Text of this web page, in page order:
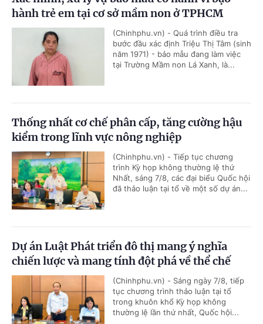
hành trẻ em tại cơ sở mầm non ở TPHCM
(Chinhphu.vn) - Quá trình điều tra
bước đầu xác định Triệu Thị Tâm (sinh
năm 1971) - bảo mẫu đang làm việc
tại Trường Mầm non Lá Xanh, là...
Thống nhất cơ chế phân cấp, tăng cường hậu
kiểm trong lĩnh vực nông nghiệp
(Chinhphu.vn) - Tiếp tục chương
trình Kỳ họp không thường lệ thứ
Nhất, sáng 7/8, các đại biểu Quốc hội
đã thảo luận tại tổ về một số dự án...
Dự án Luật Phát triển đô thị mang ý nghĩa
chiến lược và mang tính đột phá về thể chế
(Chinhphu.vn) - Sáng ngày 7/8, tiếp
tục chương trình thảo luận tại tổ
trong khuôn khổ Kỳ họp không
thường lệ lần thứ nhất, Quốc hội...